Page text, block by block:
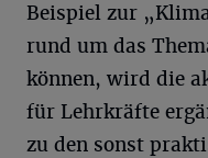
Beispiel zur
rund um das
können, wird die
für Lehrkräfte
zu den sonst